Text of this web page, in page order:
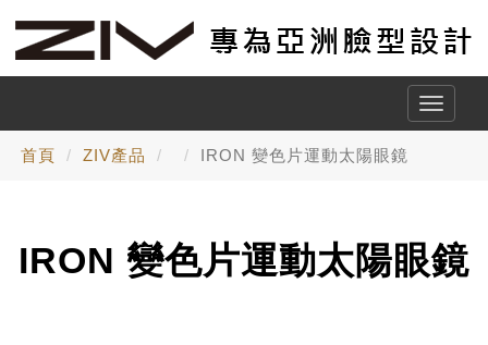
Toggle
首頁 ZIV產品 IRON 變色片運動太陽眼鏡
IRON 變色片運動太陽眼鏡